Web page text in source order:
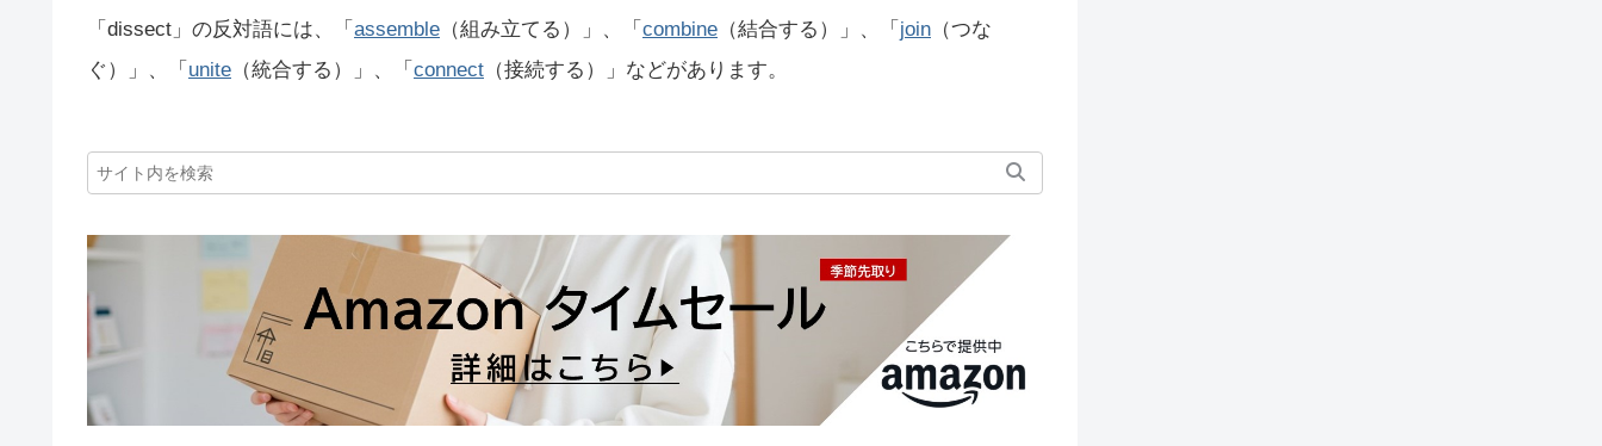
「dissect」の反対語には、「 assemble （組み立てる）」、「 combine （結合する）」、「 join （つな
ぐ）」、「 unite （統合する）」、「 connect （接続する）」などがあります。